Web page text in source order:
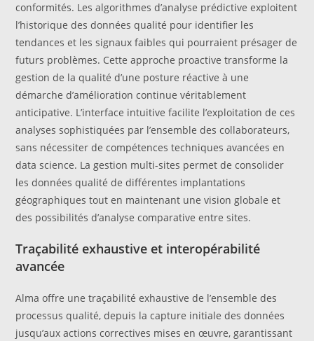
conformités. Les algorithmes d’analyse prédictive exploitent
l’historique des données qualité pour identifier les
tendances et les signaux faibles qui pourraient présager de
futurs problèmes. Cette approche proactive transforme la
gestion de la qualité d’une posture réactive à une
démarche d’amélioration continue véritablement
anticipative. L’interface intuitive facilite l’exploitation de ces
analyses sophistiquées par l’ensemble des collaborateurs,
sans nécessiter de compétences techniques avancées en
data science. La gestion multi-sites permet de consolider
les données qualité de différentes implantations
géographiques tout en maintenant une vision globale et
des possibilités d’analyse comparative entre sites.
Traçabilité exhaustive et interopérabilité
avancée
Alma offre une traçabilité exhaustive de l’ensemble des
processus qualité, depuis la capture initiale des données
jusqu’aux actions correctives mises en œuvre, garantissant